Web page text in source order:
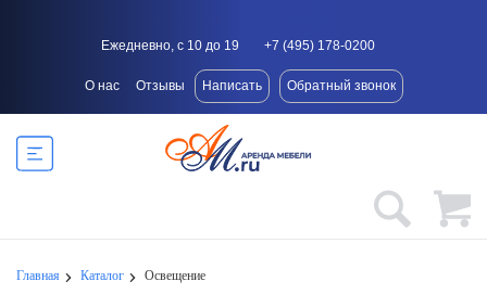
Ежедневно, с 10 до 19 +7 (495) 178-0200
О нас Отзывы Написать Обратный звонок
Главная Каталог Освещение